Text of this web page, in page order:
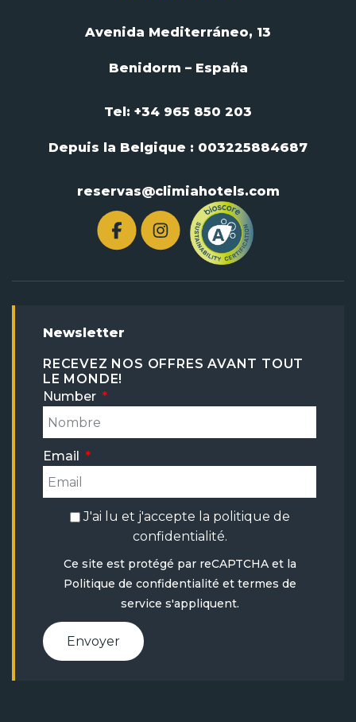
Avenida Mediterráneo, 13
Benidorm – España
Tel: +34 965 850 203
Depuis la Belgique : 003225884687
reservas@climiahotels.com
Newsletter
RECEVEZ NOS OFFRES AVANT TOUT
LE MONDE!
Number
Email
J'ai lu et j'accepte la politique de
confidentialité.
Ce site est protégé par reCAPTCHA et la
Politique de confidentialité et termes de
service s'appliquent.
Envoyer